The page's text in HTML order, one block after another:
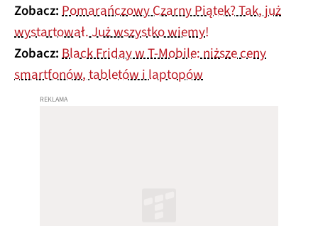
Zobacz:Pomarańczowy Czarny Piątek? Tak, już
wystartował. Już wszystko wiemy!
Zobacz:Black Friday w T-Mobile: niższe ceny
smartfonów, tabletów i laptopów